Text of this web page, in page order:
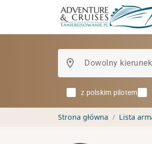
location_on Dowolny kierunek
z polskim pilotem
Strona główna Lista